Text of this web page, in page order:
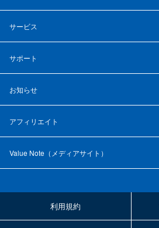
サービス
サポート
お知らせ
アフィリエイト
Value Note（ メディアサイト ）
利用規約